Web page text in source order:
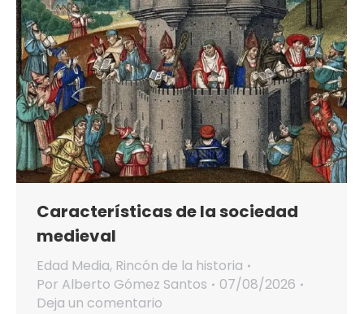
Características de la sociedad
medieval
Edad Media, Rincón de la historia
Por Alberto Gómez Santos
07/08/2026
Deja un comentario